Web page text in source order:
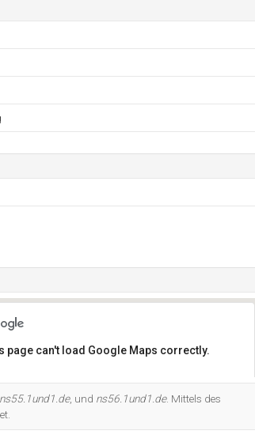
page can't load Google Maps correctly.
ns55.1und1.de, und ns56.1und1.de. Mittels des